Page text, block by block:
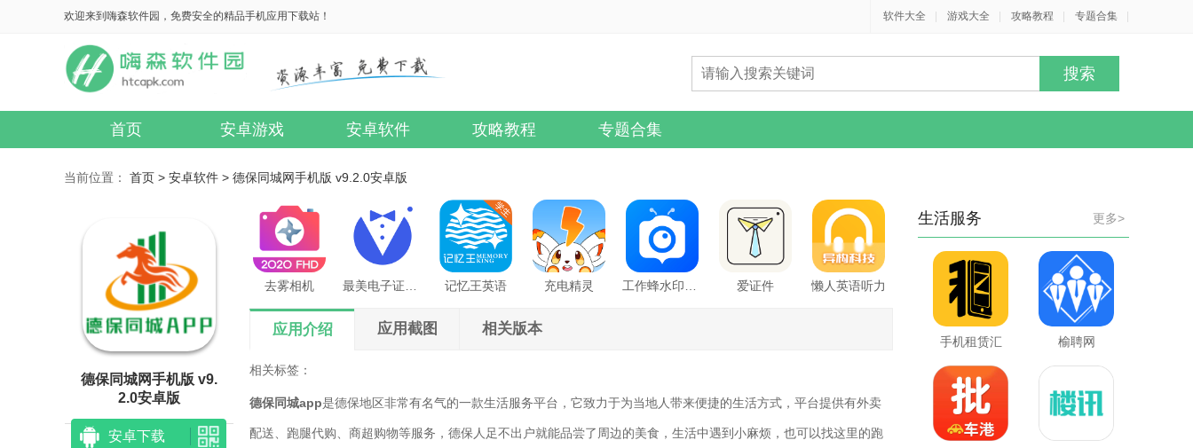
欢迎来到嗨森软件园，免费安全的精品手机应用下载站！ 软件大全 游戏大全 攻略教程 专题合集
首页 安卓游戏 安卓软件 攻略教程 专题合集
当前位置： 首页 > 安卓软件 > 德保同城网手机版 v9.2.0安卓版
德保同城网手机版 v9.
2.0安卓版
安卓下载
去雾相机 记忆王英语 充电精灵 爱证件 懒人英语听力
应用介绍 应用截图 相关版本
相关标签：
德保同城app是德保地区非常有名气的一款生活服务平台，它致力于为当地人带来便捷的生活方式，平台提供有外卖
配送、跑腿代购、商超购物等服务，德保人足不出户就能品尝了周边的美食，生活中遇到小麻烦，也可以找这里的跑
更多>
生活服务
手机租赁汇 榆聘网